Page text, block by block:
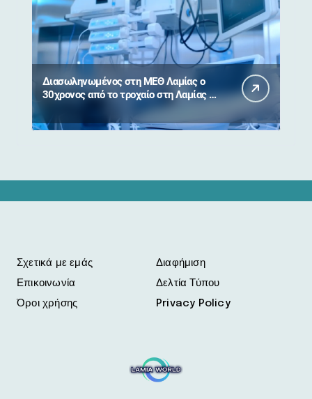
Διασωληνωμένος στη ΜΕΘ Λαμίας ο
30χρονος από το τροχαίο στη Λαμίας –
Σχετικά με εμάς
Επικοινωνία
Όροι χρήσης
Διαφήμιση
Δελτία Τύπου
Privacy Policy